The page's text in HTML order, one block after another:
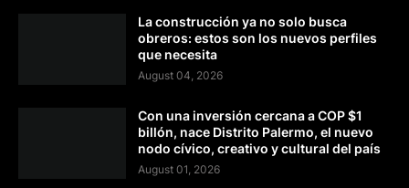
La construcción ya no solo busca
obreros: estos son los nuevos perfiles
que necesita
August 04, 2026
Con una inversión cercana a COP $1
billón, nace Distrito Palermo, el nuevo
nodo cívico, creativo y cultural del país
August 01, 2026